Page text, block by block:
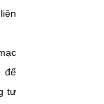
để
tư